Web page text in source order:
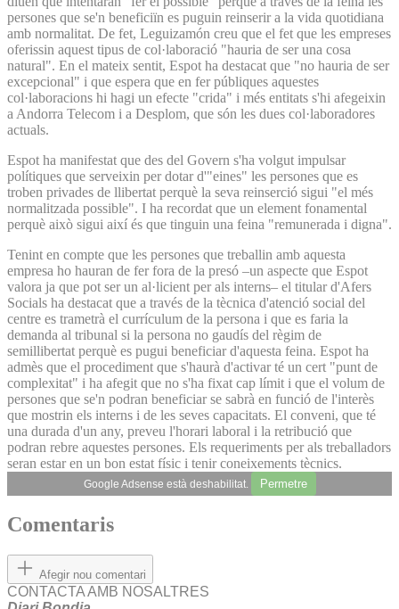
persones que se'n beneficiïn es puguin reinserir a la vida quotidiana
amb normalitat. De fet, Leguizamón creu que el fet que les empreses
oferissin aquest tipus de col·laboració "hauria de ser una cosa
natural". En el mateix sentit, Espot ha destacat que "no hauria de ser
excepcional" i que espera que en fer públiques aquestes
col·laboracions hi hagi un efecte "crida" i més entitats s'hi afegeixin
a Andorra Telecom i a Desplom, que són les dues col·laboradores
actuals.
Espot ha manifestat que des del Govern s'ha volgut impulsar
polítiques que serveixin per dotar d'"eines" les persones que es
troben privades de llibertat perquè la seva reinserció sigui "el més
normalitzada possible". I ha recordat que un element fonamental
perquè això sigui així és que tinguin una feina "remunerada i digna".
Tenint en compte que les persones que treballin amb aquesta
empresa ho hauran de fer fora de la presó –un aspecte que Espot
valora ja que pot ser un al·licient per als interns– el titular d'Afers
Socials ha destacat que a través de la tècnica d'atenció social del
centre es trametrà el currículum de la persona i que es faria la
demanda al tribunal si la persona no gaudís del règim de
semillibertat perquè es pugui beneficiar d'aquesta feina. Espot ha
admès que el procediment que s'haurà d'activar té un cert "punt de
complexitat" i ha afegit que no s'ha fixat cap límit i que el volum de
persones que se'n podran beneficiar se sabrà en funció de l'interès
que mostrin els interns i de les seves capacitats. El conveni, que té
una durada d'un any, preveu l'horari laboral i la retribució que
podran rebre aquestes persones. Els requeriments per als treballadors
seran estar en un bon estat físic i tenir coneixements tècnics.
Google Adsense està deshabilitat. Permetre
Comentaris
Afegir nou comentari
CONTACTA AMB NOSALTRES